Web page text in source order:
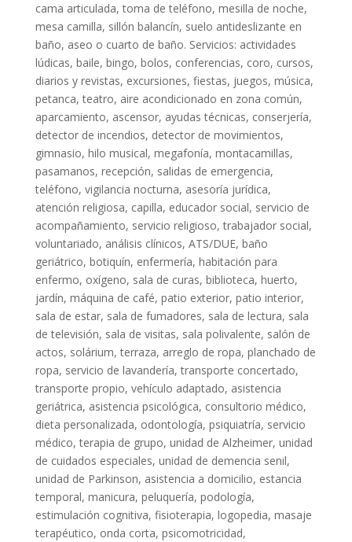
cama articulada, toma de teléfono, mesilla de noche,
mesa camilla, sillón balancín, suelo antideslizante en
baño, aseo o cuarto de baño. Servicios: actividades
lúdicas, baile, bingo, bolos, conferencias, coro, cursos,
diarios y revistas, excursiones, fiestas, juegos, música,
petanca, teatro, aire acondicionado en zona común,
aparcamiento, ascensor, ayudas técnicas, conserjería,
detector de incendios, detector de movimientos,
gimnasio, hilo musical, megafonía, montacamillas,
pasamanos, recepción, salidas de emergencia,
teléfono, vigilancia nocturna, asesoría jurídica,
atención religiosa, capilla, educador social, servicio de
acompañamiento, servicio religioso, trabajador social,
voluntariado, análisis clínicos, ATS/DUE, baño
geriátrico, botiquín, enfermería, habitación para
enfermo, oxígeno, sala de curas, biblioteca, huerto,
jardín, máquina de café, patio exterior, patio interior,
sala de estar, sala de fumadores, sala de lectura, sala
de televisión, sala de visitas, sala polivalente, salón de
actos, solárium, terraza, arreglo de ropa, planchado de
ropa, servicio de lavandería, transporte concertado,
transporte propio, vehículo adaptado, asistencia
geriátrica, asistencia psicológica, consultorio médico,
dieta personalizada, odontología, psiquiatría, servicio
médico, terapia de grupo, unidad de Alzheimer, unidad
de cuidados especiales, unidad de demencia senil,
unidad de Parkinson, asistencia a domicilio, estancia
temporal, manicura, peluquería, podología,
estimulación cognitiva, fisioterapia, logopedia, masaje
terapéutico, onda corta, psicomotricidad,